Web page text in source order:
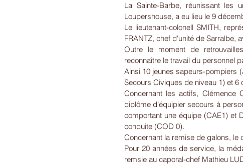
La Sainte-Barbe, réunissant les
Loupershouse, a eu lieu le 9
Le lieutenant-colonell SMITH,
FRANTZ, chef d'unité de Sarralbe,
Outre le moment de
reconnaître le travail du personnel
Ainsi 10 jeunes sapeurs-pompiers
Secours Civiques de niveau 1) et 6
Concernant les actifs, Clémence
diplôme d'équipier secours à
comportant une équipe (CAE1) et
conduite (COD 0).
Concernant la remise de galons, le
Pour 20 années de service, la
remsie au caporal-chef Mathieu